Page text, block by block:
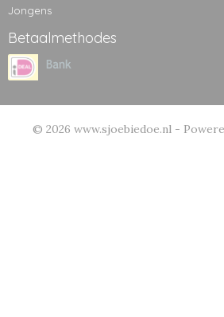
Jongens
Betaalmethodes
© 2026 www.sjoebiedoe.nl -